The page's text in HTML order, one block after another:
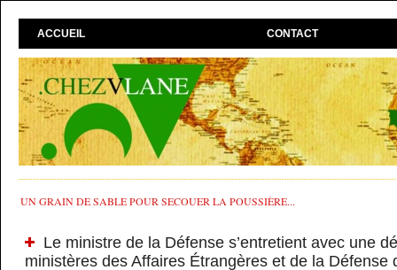
ACCUEIL CONTACT
UN GRAIN DE SABLE POUR SECOUER LA POUSSIÈRE...
Le ministre de la Défense s’entretient avec une
ministères des Affaires Étrangères et de la Défense